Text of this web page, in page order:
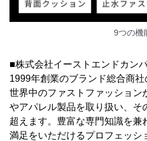
9つの機
■株式会社イーストエンドカン
1999年創業のブランド総合商社
世界中のファストファッション
やアパレル製品を取り扱い、そ
超えます。豊富な専門知識を兼
満足をいただけるプロフェッシ